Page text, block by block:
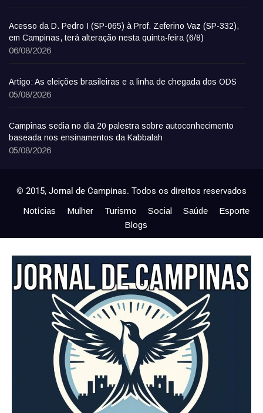
Acesso da D. Pedro I (SP-065) à Prof. Zeferino Vaz (SP-332),
em Campinas, terá alteração nesta quinta-feira (6/8)
06/08/2026
Artigo: As eleições brasileiras e a linha de chegada dos ODS
05/08/2026
Campinas sedia no dia 20 palestra sobre autoconhecimento
baseada nos ensinamentos da Kabbalah
05/08/2026
© 2015, Jornal de Campinas. Todos os direitos reservados
Notícias Mulher Turismo Social Saúde
Esporte
Blogs